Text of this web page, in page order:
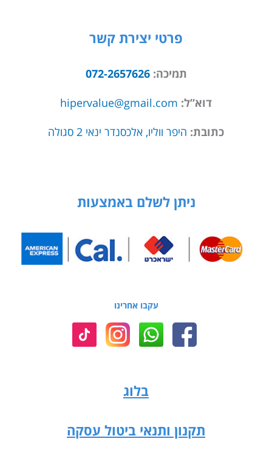
פרטי יצירת קשר
תמיכה:072-2657626
דוא”ל: hipervalue@gmail.com
כתובת: היפר ווליו, אלכסנדר ינאי 2 סגולה
ניתן לשלם באמצעות
עקבו אחרינו
בלוג
תקנון ותנאי ביטול עסקה